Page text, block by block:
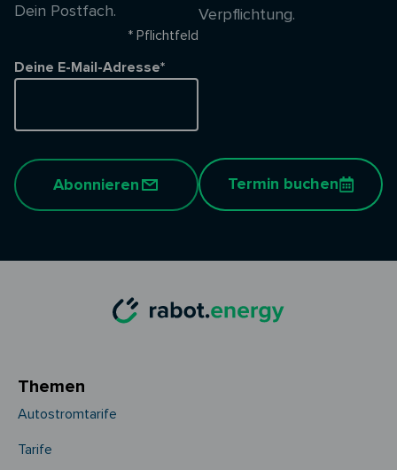
Dein Postfach.
* Pflichtfeld
Deine E-Mail-Adresse*
Abonnieren
Verpflichtung.
Termin buchen
Themen
Autostromtarife
Tarife